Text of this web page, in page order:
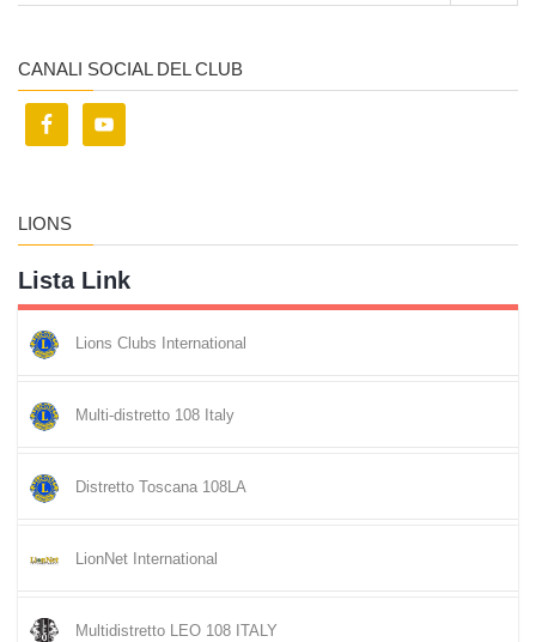
CANALI SOCIAL DEL CLUB
LIONS
Lista Link
Lions Clubs International
Multi-distretto 108 Italy
Distretto Toscana 108LA
LionNet International
Multidistretto LEO 108 ITALY